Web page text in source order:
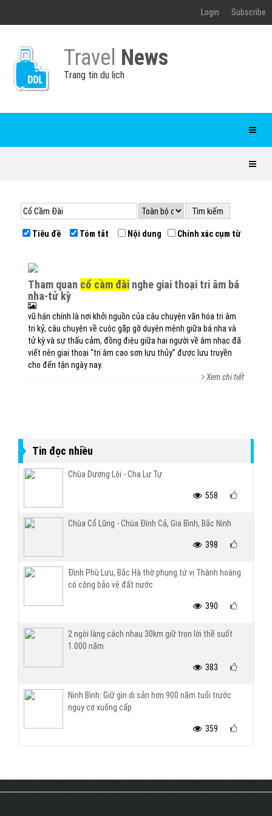
Login Subscribe
Travel News
Trang tin du lịch
Tiêu đề Tóm tắt Nội dung Chính xác cụm từ
tham quan cổ cầm đài nghe giai thoại tri âm bá
nha-tử kỳ
vũ hán chính là nơi khởi nguồn của câu chuyện văn hóa tri âm
tri kỷ, câu chuyện về cuộc gặp gỡ duyên mệnh giữa bá nha và
tử kỳ và sự thấu cảm, đồng điệu giữa hai người về âm nhạc đã
viết nên giai thoại “tri âm cao sơn lưu thủy” được lưu truyền
cho đến tận ngày nay.
Xem chi tiết
Tin đọc nhiều
Chùa Dương Lôi - Cha Lư Tự
558
Chùa Cổ Lũng - Chùa Đình Cả, Gia Bình, Bắc Ninh
398
Đình Phù Lưu, Bắc Hà thờ phụng tứ vị Thành hoàng
có công bảo vệ đất nước
390
2 ngôi làng cách nhau 30km giữ trọn lời thề suốt
1.000 năm
383
Ninh Bình: Giữ gìn di sản hơn 900 năm tuổi trước
nguy cơ xuống cấp
359